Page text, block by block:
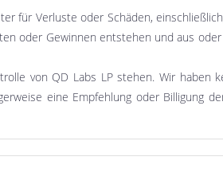
für Verluste oder Schäden,
oder Gewinnen entstehen und aus
von QD Labs LP stehen. Wir haben
eine Empfehlung oder Billigung